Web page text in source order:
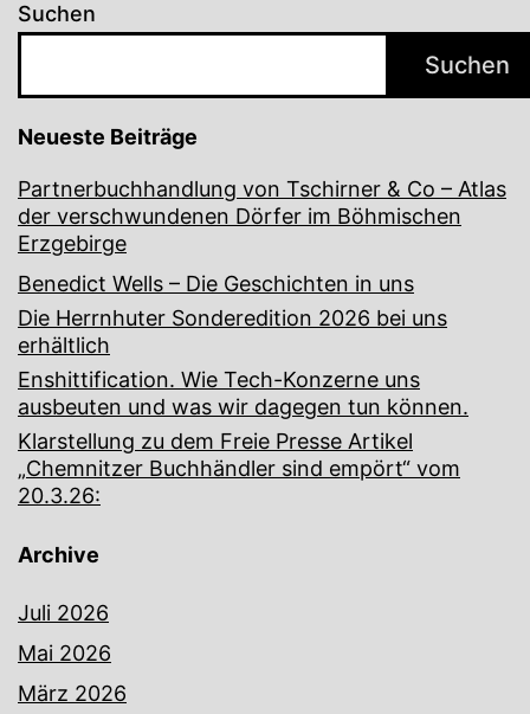
Suchen
Suchen
Neueste Beiträge
Partnerbuchhandlung von Tschirner & Co – Atlas
der verschwundenen Dörfer im Böhmischen
Erzgebirge
Benedict Wells – Die Geschichten in uns
Die Herrnhuter Sonderedition 2026 bei uns
erhältlich
Enshittification. Wie Tech-Konzerne uns
ausbeuten und was wir dagegen tun können.
Klarstellung zu dem Freie Presse Artikel
„Chemnitzer Buchhändler sind empört“ vom
20.3.26:
Archive
Juli 2026
Mai 2026
März 2026